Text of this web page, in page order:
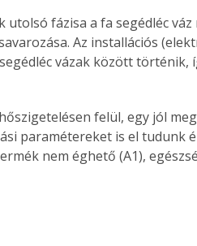
utolsó fázisa a fa segédléc
Az installációs
vázak között
felül, egy jól
paramétereket is el tudunk
nem éghető (A1),